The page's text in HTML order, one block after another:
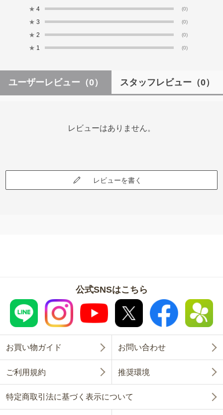
★ 4 (0)
★ 3 (0)
★ 2 (0)
★ 1 (0)
ユーザーレビュー （0） スタッフレビュー （0）
レビューはありません。
レビューを書く
公式SNSはこちら
お買い物ガイド お問い合わせ
ご利用規約 推奨環境
特定商取引法に基づく表示について